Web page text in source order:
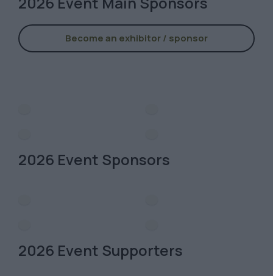
2026 Event Main Sponsors
Become an exhibitor / sponsor
2026 Event Sponsors
2026 Event Supporters